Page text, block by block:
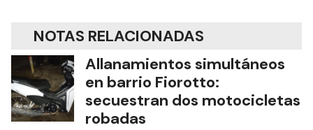
NOTAS RELACIONADAS
Allanamientos simultáneos
en barrio Fiorotto:
secuestran dos motocicletas
robadas